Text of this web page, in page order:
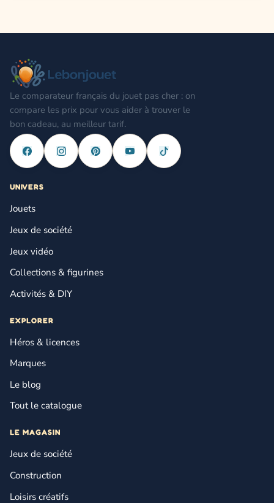
Le comparateur français du jouet pas cher : on
compare les prix pour vous aider à trouver le
bon cadeau, au meilleur tarif.
UNIVERS
Jouets
Jeux de société
Jeux vidéo
Collections & figurines
Activités & DIY
EXPLORER
Héros & licences
Marques
Le blog
Tout le catalogue
LE MAGASIN
Jeux de société
Construction
Loisirs créatifs